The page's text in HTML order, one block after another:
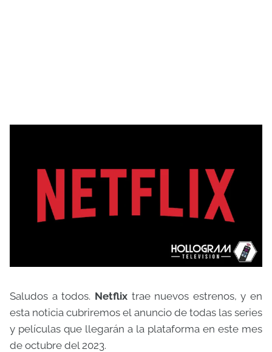
Saludos a todos. Netflixtrae nuevos estrenos, y en
esta noticia cubriremos el anuncio de todas las series
y películas que llegarán a la plataforma en este mes
de octubre del 2023.